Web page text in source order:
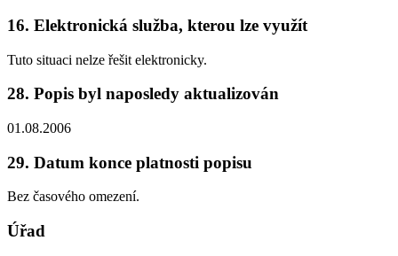
16. Elektronická služba, kterou lze využít
Tuto situaci nelze řešit elektronicky.
28. Popis byl naposledy aktualizován
01.08.2006
29. Datum konce platnosti popisu
Bez časového omezení.
Úřad